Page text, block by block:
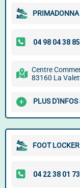
Centre
83160 La
PLUS
FOOT LOCKER